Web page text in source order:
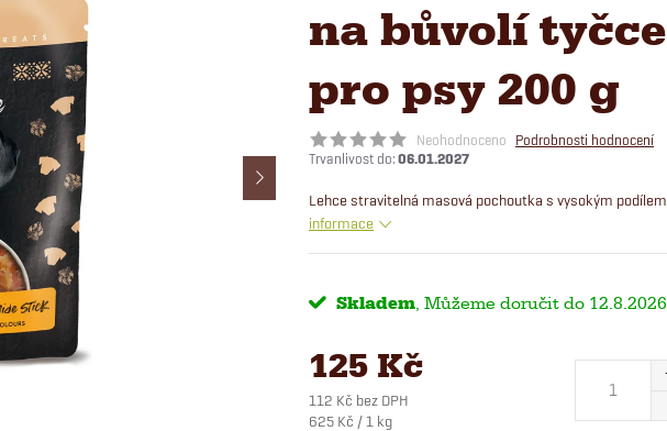
na bůvolí
pro psy 200 g
Neohodnoceno Podrobnosti hodnocení
06.01.2027
Lehce stravitelná masová pochoutka s vysokým
informace
Skladem 12.8.2026
125 Kč
112 Kč bez DPH
Měrná
625 Kč / 1 kg